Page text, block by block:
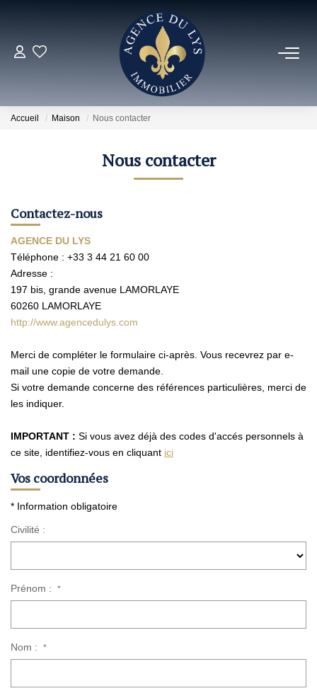
ACHETER
Louer
NOS NOUVEAUTÉS
NOS AGENCES
Avis Clients
Actualités
ALERTE IMMO
Accueil Maison Nous contacter
Nous contacter
Contactez-nous
AGENCE DU LYS
Téléphone : +33 3 44 21 60 00
Adresse :
197 bis, grande avenue LAMORLAYE
60260 LAMORLAYE
http://www.agencedulys.com
Merci de compléter le formulaire ci-après. Vous recevrez par e-
mail une copie de votre demande.
Si votre demande concerne des références particulières, merci de
les indiquer.
IMPORTANT : Si vous avez déjà des codes d'accés personnels à
ce site, identifiez-vous en cliquant ici
Vos coordonnées
* Information obligatoire
Civilité :
Prénom : *
Nom : *